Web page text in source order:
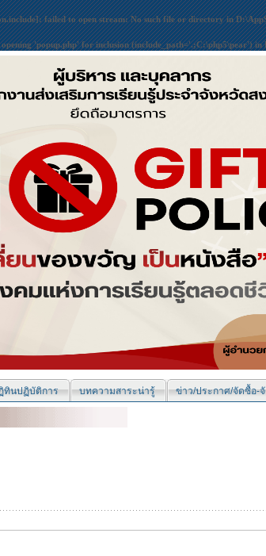
]: failed to open stream: No such file or directory in
'popup.php' for inclusion (include_path='.;C:\php5\pear') in
ทินปฏิบัติการ บทความสาระน่ารู้ ข่าว/ประกาศ/จัดซื้อ-